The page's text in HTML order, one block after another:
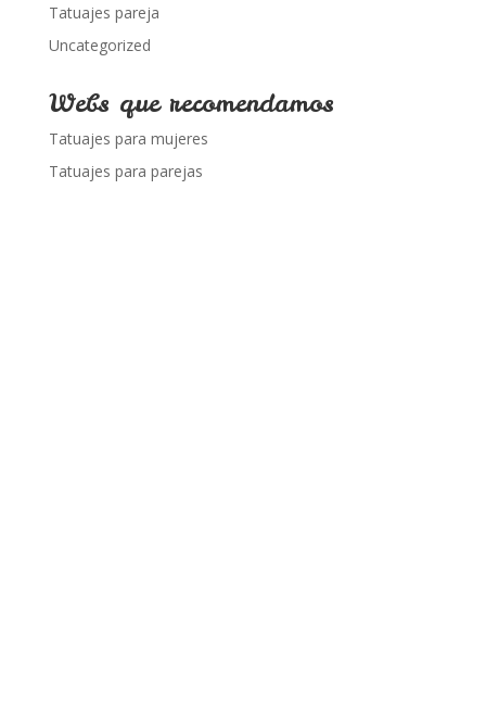
Tatuajes pareja
Uncategorized
Webs que recomendamos
Tatuajes para mujeres
Tatuajes para parejas